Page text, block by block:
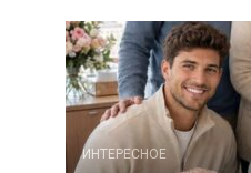
ИНТЕРЕСНОЕ